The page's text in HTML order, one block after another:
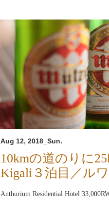
Aug 12, 2018_Sun.
10kmの道のりに
Kigali３泊目／ル
Anthurium Residential Hotel